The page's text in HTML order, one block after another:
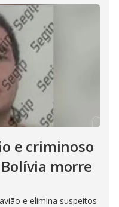
e criminoso
morre
e elimina suspeitos